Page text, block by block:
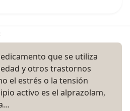
que se utiliza
y otros trastornos
el estrés o la tensión
activo es el alprazolam,